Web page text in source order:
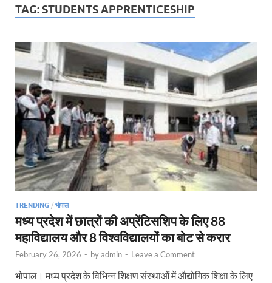
TAG: STUDENTS APPRENTICESHIP
TRENDING / भोपाल
मध्य प्रदेश में छात्रों की अप्रेंटिसशिप के लिए 88
महाविद्यालय और 8 विश्वविद्यालयों का बोट से करार
February 26, 2026 - byadmin - Leave a Comment
भोपाल। मध्य प्रदेश के विभिन्न शिक्षण संस्थाओं में औद्योगिक शिक्षा के लिए